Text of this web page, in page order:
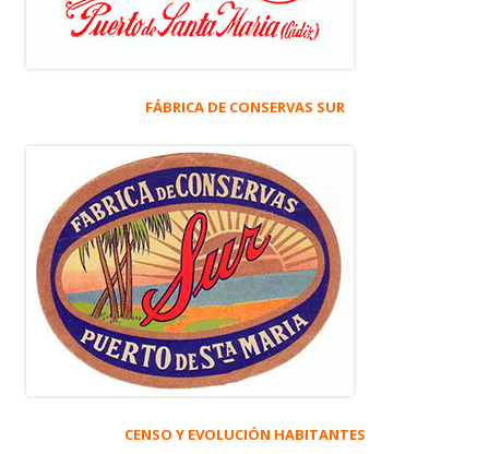
FÁBRICA DE CONSERVAS SUR
CENSO Y EVOLUCIÓN HABITANTES